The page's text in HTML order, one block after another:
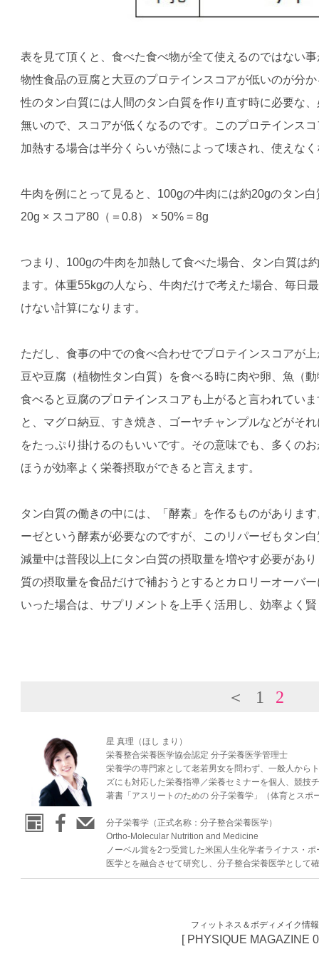
表を見て頂くと、食べた食べ物が全て使えるのではない
物性食品の豆腐と大豆のプロテインスコアが低いのが分
性のタン白質には人間のタン白質を作り直す時に必要な
無いので、スコアが低くなるのです。このプロテインス
加熱する場合は半分くらいが熱によって壊され、使えな
牛肉を例にとって見ると、100gの牛肉には約20gのタン
20g × スコア80（＝0.8） × 50% = 8g
つまり、100gの牛肉を加熱して食べた場合、タン白質は
ます。体重55kgの人なら、牛肉だけで考えた場合、毎日
けない計算になります。
ただし、食事の中での食べ合わせでプロテインスコアが
豆や豆腐（植物性タン白質）を食べる時に肉や卵、魚（
食べると豆腐のプロテインスコアも上がると言われてい
と、マグロ納豆、すき焼き、ゴーヤチャンプルなどがそ
をたっぷり掛けるのもいいです。その意味でも、多くの
ほうが効率よく栄養摂取ができると言えます。
タン白質の働きの中には、「酵素」を作るものがありま
ーゼという酵素が必要なのですが、このリパーゼもタン
減量中は普段以上にタン白質の摂取量を増やす必要があ
質の摂取量を食品だけで補おうとするとカロリーオーバ
いった場合は、サプリメントを上手く活用し、効率よく
＜ 1 2
星 真理（ほし まり）
栄養整合栄養医学協会認定 分子栄養医学管理士
栄養学の専門家として老若男女を問わず、一般人から
ズにも対応した栄養指導／栄養セミナーを個人、競技
著書「アスリートのための 分子栄養学」（体育とスポ
分子栄養学（正式名称：分子整合栄養医学）
Ortho-Molecular Nutrition and Medicine
ノーベル賞を2つ受賞した米国人生化学者ライナス・
医学とを融合させて研究し、分子整合栄養医学として
フィットネス＆ボディメイク情
[ PHYSIQUE MAGAZINE